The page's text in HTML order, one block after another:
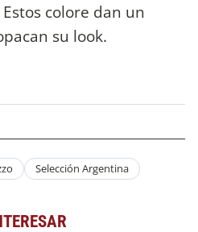
Estos colore dan un
su look.
Selección Argentina